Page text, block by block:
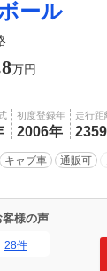
ール
万円
初度登録年
2006年
走行距
キャブ車 通販可
様の声
28件